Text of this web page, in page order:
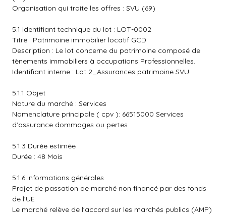
Organisation qui traite les offres : SVU (69)
5.1 Identifiant technique du lot : LOT-0002
Titre : Patrimoine immobilier locatif GCD
Description : Le lot concerne du patrimoine composé de
tènements immobiliers à occupations Professionnelles.
Identifiant interne : Lot 2_Assurances patrimoine SVU
5.1.1 Objet
Nature du marché : Services
Nomenclature principale ( cpv ): 66515000 Services
d'assurance dommages ou pertes
5.1.3 Durée estimée
Durée : 48 Mois
5.1.6 Informations générales
Projet de passation de marché non financé par des fonds
de l'UE
Le marché relève de l'accord sur les marchés publics (AMP)